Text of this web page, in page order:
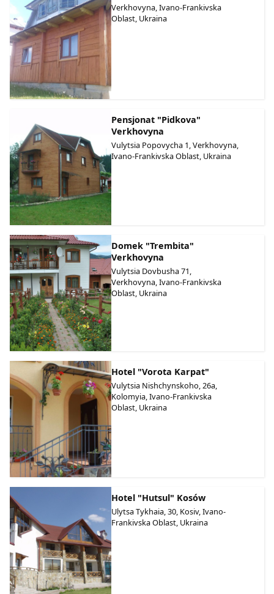
Verkhovyna, Ivano-Frankivska
Oblast, Ukraina
Pensjonat "Pidkova"
Verkhovyna
Vulytsia Popovycha 1, Verkhovyna,
Ivano-Frankivska Oblast, Ukraina
Domek "Trembita"
Verkhovyna
Vulytsia Dovbusha 71,
Verkhovyna, Ivano-Frankivska
Oblast, Ukraina
Hotel "Vorota Karpat"
Vulytsia Nishchynskoho, 26a,
Kolomyia, Ivano-Frankivska
Oblast, Ukraina
Hotel "Hutsul" Kosów
Ulytsa Tykhaia, 30, Kosiv, Ivano-
Frankivska Oblast, Ukraina